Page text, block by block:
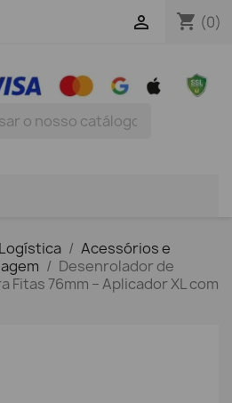
shopping_cart (0)

Acessórios e
Desenrolador de
Fitas 76mm – Aplicador XL com